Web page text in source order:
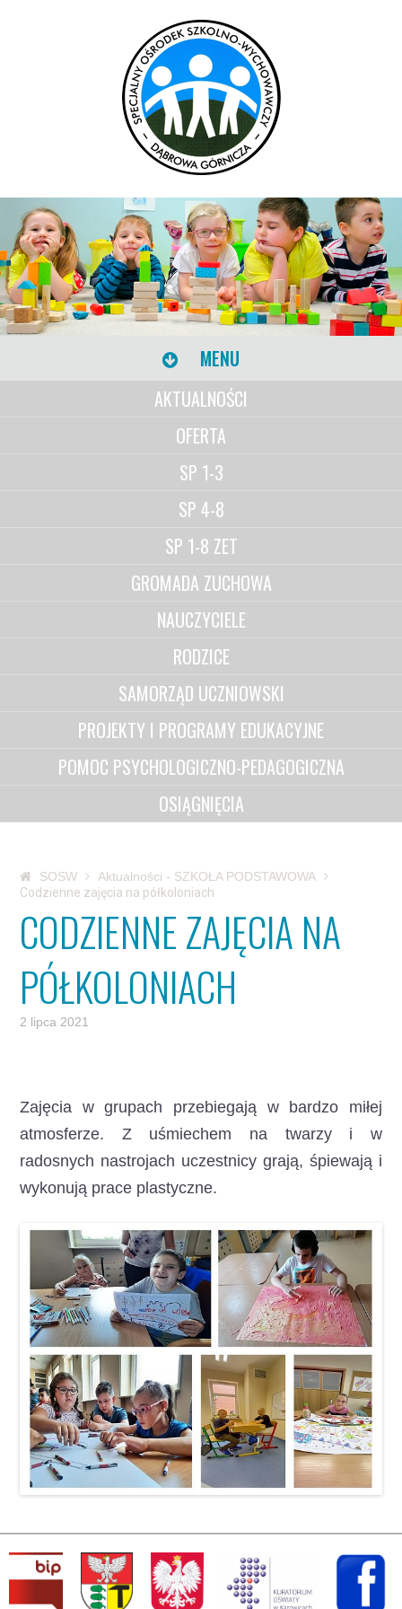
MENU
AKTUALNOŚCI
OFERTA
SP 1-3
SP 4-8
SP 1-8 ZET
GROMADA ZUCHOWA
NAUCZYCIELE
RODZICE
SAMORZĄD UCZNIOWSKI
PROJEKTY I PROGRAMY EDUKACYJNE
POMOC PSYCHOLOGICZNO-PEDAGOGICZNA
OSIĄGNIĘCIA
SOSW
Aktualności - SZKOŁA PODSTAWOWA
Codzienne zajęcia na półkoloniach
CODZIENNE ZAJĘCIA NA
PÓŁKOLONIACH
2 lipca 2021
Zajęcia w grupach przebiegają w bardzo miłej
atmosferze. Z uśmiechem na twarzy i w
radosnych nastrojach uczestnicy grają, śpiewają i
wykonują prace plastyczne.